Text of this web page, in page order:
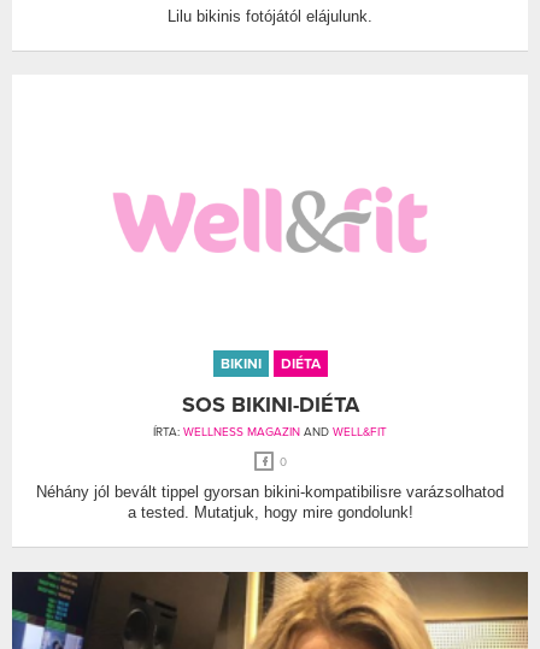
Lilu bikinis fotójától elájulunk.
BIKINI DIÉTA
SOS BIKINI-DIÉTA
ÍRTA: WELLNESS MAGAZIN AND WELL&FIT
0
Néhány jól bevált tippel gyorsan bikini-kompatibilisre varázsolhatod
a tested. Mutatjuk, hogy mire gondolunk!